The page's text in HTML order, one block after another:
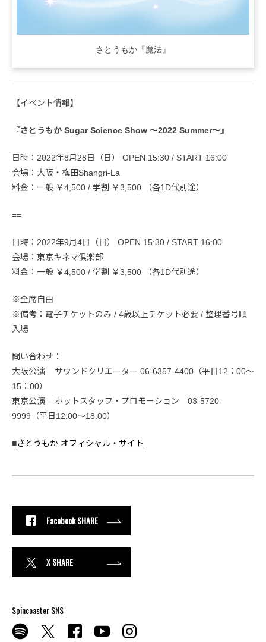
さとうもか『魔法』
【イベント情報】
『さとうもか Sugar Science Show 〜2022 Summer〜』
日時：2022年8月28日（日） OPEN 15:30 / START 16:00
会場：大阪・梅田Shangri-La
料金：一般 ￥4,500 / 学割 ￥3,500 （各1D代別途）
==
日時：2022年9月4日（日） OPEN 15:30 / START 16:00
会場：東京キネマ倶楽部
料金：一般 ￥4,500 / 学割 ￥3,500 （各1D代別途）
※全席自由
※備考：電子チケットのみ / 4歳以上チケット必要 / 整理番号順
入場
問い合わせ：
大阪公演 – サウンドクリエーター 06-6357-4400（平日12：00～
15：00）
東京公演 – ホットスタッフ・プロモーション 03-5720-
9999（平日12:00〜18:00）
■さとうもか オフィシャル・サイト
Facebook SHARE
X SHARE
Spincoaster SNS